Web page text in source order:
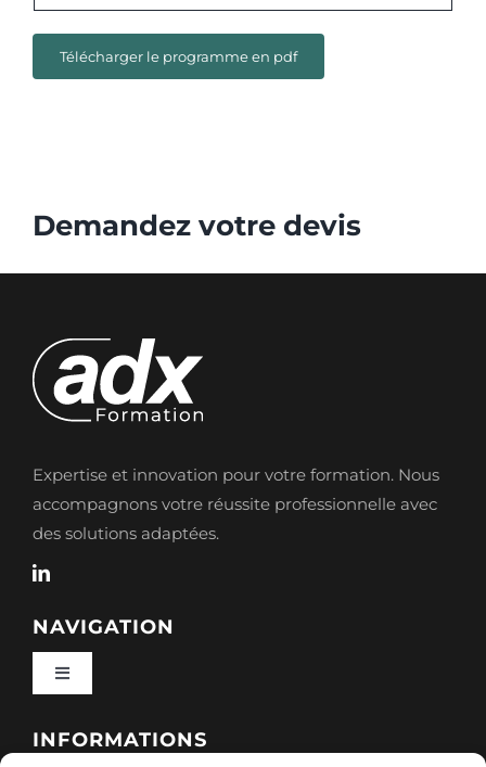
Télécharger le programme en pdf
Demandez votre devis
Expertise et innovation pour votre formation. Nous
accompagnons votre réussite professionnelle avec
des solutions adaptées.
NAVIGATION
Toggle
Qui sommes-nous ?
INFORMATIONS